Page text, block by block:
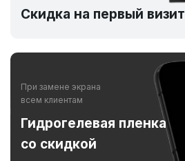
Скидка на первый визит
При замене экрана
всем клиентам
Гидрогелевая пленка
со скидкой